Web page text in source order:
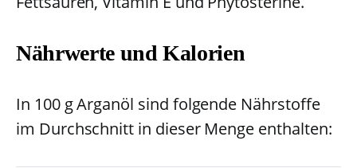
Nährwerte und Kalorien
In 100 g Arganöl sind folgende Nährstoffe
im Durchschnitt in dieser Menge enthalten: